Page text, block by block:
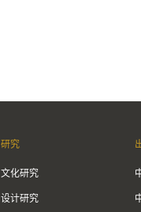
研究
文化研究
设计研究